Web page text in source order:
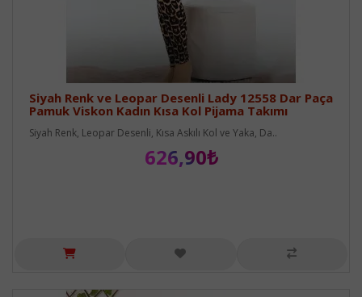
Siyah Renk ve Leopar Desenli Lady 12558 Dar Paça
Pamuk Viskon Kadın Kısa Kol Pijama Takımı
Siyah Renk, Leopar Desenli, Kısa Askılı Kol ve Yaka, Da..
626,90₺